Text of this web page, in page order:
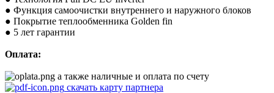
● Функция самоочистки внутреннего и наружного блоков
● Покрытие теплообменника Golden fin
● 5 лет гарантии
Оплата:
а также наличные и оплата по счету
скачать карту партнера